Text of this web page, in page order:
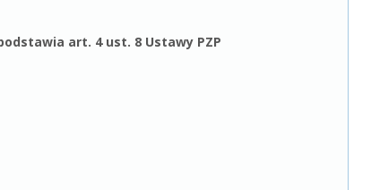
art. 4 ust. 8 Ustawy PZP